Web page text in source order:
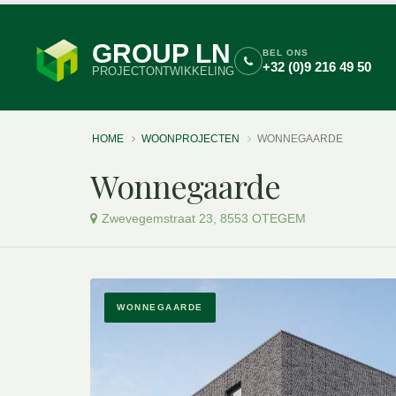
GROUP LN
PROJECTONTWIKKELING
BEL ONS
+32 (0)9 216 49 50
HOME WOONPROJECTEN WONNEGAARDE
Wonnegaarde
Zwevegemstraat 23, 8553 OTEGEM
WONNEGAARDE